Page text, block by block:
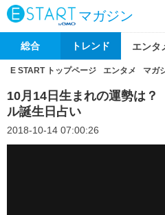
マガジン
総合 トレンド エンタ
E START トップページ エンタメ マガ
10月14日生まれの運勢は？
ル誕生日占い
2018-10-14 07:00:26